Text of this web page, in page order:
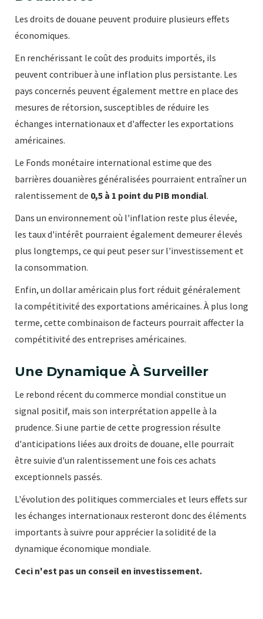
Les droits de douane peuvent produire plusieurs effets
économiques.
En renchérissant le coût des produits importés, ils
peuvent contribuer à une inflation plus persistante. Les
pays concernés peuvent également mettre en place des
mesures de rétorsion, susceptibles de réduire les
échanges internationaux et d'affecter les exportations
américaines.
Le Fonds monétaire international estime que des
barrières douanières généralisées pourraient entraîner un
ralentissement de 0,5 à 1 point du PIB mondial.
Dans un environnement où l'inflation reste plus élevée,
les taux d'intérêt pourraient également demeurer élevés
plus longtemps, ce qui peut peser sur l'investissement et
la consommation.
Enfin, un dollar américain plus fort réduit généralement
la compétitivité des exportations américaines. À plus long
terme, cette combinaison de facteurs pourrait affecter la
compétitivité des entreprises américaines.
Une Dynamique À Surveiller
Le rebond récent du commerce mondial constitue un
signal positif, mais son interprétation appelle à la
prudence. Si une partie de cette progression résulte
d'anticipations liées aux droits de douane, elle pourrait
être suivie d'un ralentissement une fois ces achats
exceptionnels passés.
L'évolution des politiques commerciales et leurs effets sur
les échanges internationaux resteront donc des éléments
importants à suivre pour apprécier la solidité de la
dynamique économique mondiale.
Ceci n'est pas un conseil en investissement.